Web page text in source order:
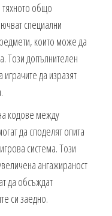
общо
специални
които може да
Този допълнителен
да изразят
кодове между
да споделят опита
система. Този
ангажираност
да обсъждат
си заедно.